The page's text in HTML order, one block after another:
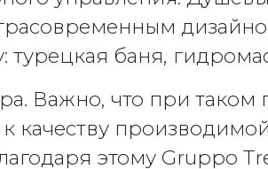
баня,
Важно, что при
качеству
этому Gruppo